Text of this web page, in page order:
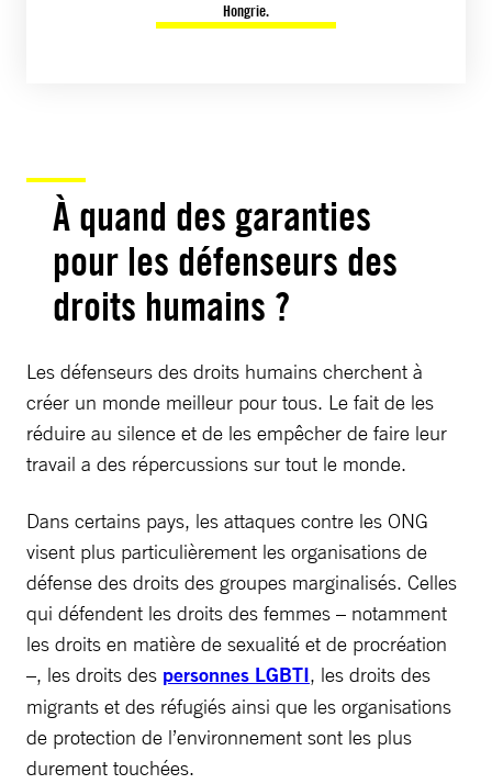
Hongrie.
À quand des garanties
pour les défenseurs des
droits humains ?
Les défenseurs des droits humains cherchent à
créer un monde meilleur pour tous. Le fait de les
réduire au silence et de les empêcher de faire leur
travail a des répercussions sur tout le monde.
Dans certains pays, les attaques contre les ONG
visent plus particulièrement les organisations de
défense des droits des groupes marginalisés. Celles
qui défendent les droits des femmes – notamment
les droits en matière de sexualité et de procréation
–, les droits des personnes LGBTI, les droits des
migrants et des réfugiés ainsi que les organisations
de protection de l’environnement sont les plus
durement touchées.